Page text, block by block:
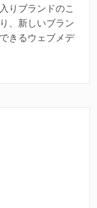
りブランドのこ
、新しいブラン
きるウェブメデ